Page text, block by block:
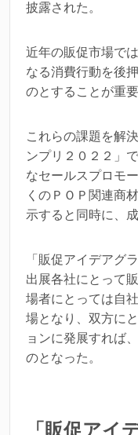
披露された。
近年の販促市場で
なる消費行動を後
のとすることが重
これらの課題を解
ンプリ２０２２」
なセールスプロモ
くのＰＯＰ関連商
示すると同時に、
「販促アイデアグ
出展各社にとって
場者にとっては自
場となり、双方に
ョンに発展すれば
のとなった。
「販促アイ